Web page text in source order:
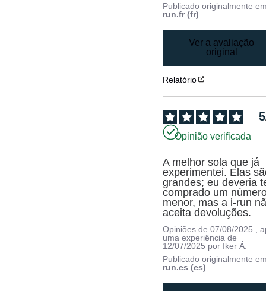
Publicado originalmente
run.fr (fr)
Ver a avaliação
original
Relatório
5
Opinião verificada
A melhor sola que já
experimentei. Elas
grandes; eu deveria
comprado um
menor, mas a i-run
aceita devoluções.
Opiniões de07/08/2025
,
uma experiência de
12/07/2025 por Iker Á.
Publicado originalmente
run.es (es)